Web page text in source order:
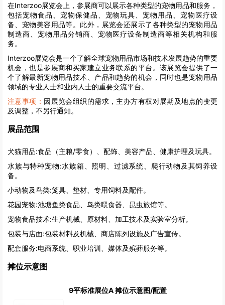
在Interzoo展览会上，参展商可以展示各种类型的宠物用品和服务，
包括宠物食品、宠物保健品、宠物玩具、宠物用品、宠物医疗设
备、宠物美容用品等。此外，展览会还展示了各种类型的宠物用品
制造商、宠物用品分销商、宠物医疗设备制造商等相关机构和服
务。
Interzoo展览会是一个了解全球宠物用品市场和技术发展趋势的重要
机会，也是参展商和买家建立业务联系的平台。该展览会提供了一
个了解最新宠物用品技术、产品和趋势的机会，同时也是宠物用品
领域的专业人士和业内人士的重要交流平台。
注意事项： 因展览会组织的需求，主办方有权对展期及地点的变更
及调整，不另行通知。
展品范围
犬猫用品:食品（主粮/零食）、配饰、美容产品、健康护理及玩具。
水族与特种宠物:水族箱、照明、过滤系统、爬行动物及其饲养设
备。
小动物及鸟类:笼具、垫材、专用饲料及配件。
花园宠物:池塘鱼类食品、鸟类喂食器、昆虫旅馆等。
宠物食品技术:生产机械、原材料、加工技术及实验室分析。
包装与店面:包装材料及机械、商店陈列设施及广告宣传。
配套服务:电商系统、职业培训、媒体及殡葬服务等。
摊位示意图
9平标准展位A 摊位示意图/配置